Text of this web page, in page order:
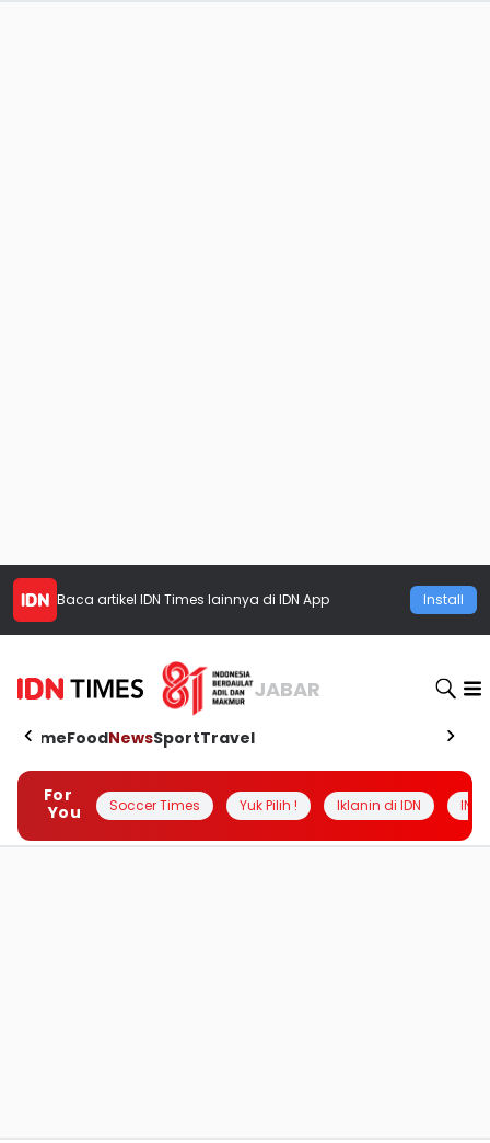
Baca artikel IDN Times lainnya di IDN App Install
JABAR
HomeFoodNewsSportTravel
For
You
Soccer Times Yuk Pilih ! Iklanin di IDN